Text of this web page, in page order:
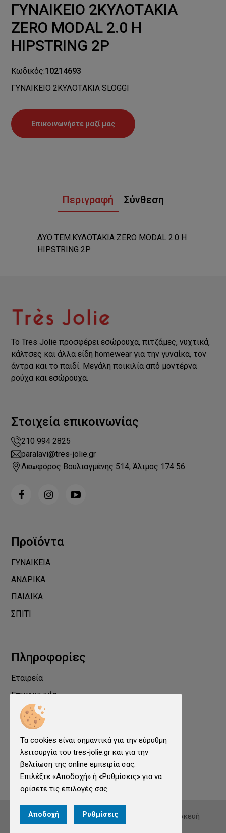
ΓΥΝΑΙΚΕΙΟ 2ΚΥΛΟΤAKIA
ZERO MODAL 2.0 H
HIPSTRING 2P
Κωδικός:10214693
ΓΥΝΑΙΚΕΙΟ 2ΚΥΛΟΤAKIA SLOGGI
Επικοινωνήστε μαζί μας
Περιγραφή Σύνθεση
ΔΥΟ ΤΕΜ.ΚΥΛΟΤAKIA ZERO MODAL 2.0 H
HIPSTRING 2P
Το Tres Jolie προσφέρει εσώρουχα, πιτζάμες, νυχτικά,
κάλτσες και άλλα είδη homewear για την γυναίκα, τον
άντρα και το παιδί. Μεγάλη ποικιλία από μοντέρνα
ρούχα και εσώρουχα.
Στοιχεία επικοινωνίας
210 994 2825
paralavi@tres-jolie.gr
Λεωφόρος Βουλιαγμένης 514, Άλιμος 174 56
Προϊόντα
ΓΥΝΑΙΚΕΙΑ
ΑΝΔΡΙΚΑ
ΠΑΙΔΙΚΑ
ΣΠΙΤΙ
Πληροφορίες
Εταιρεία
Επικοινωνία
Προστασία Προσωπικών Δεδομένων
Όροι χρήσης
Ρυθμίσεις cookies
© 2026tres-jolie.gr. All rights reserved. Κατασκευή
Τα cookies είναι σημαντικά για την εύρυθμη
λειτουργία του tres-jolie.gr και για την
βελτίωση της online εμπειρία σας.
Επιλέξτε «Αποδοχή» ή «Ρυθμίσεις» για να
ορίσετε τις επιλογές σας.
Αποδοχή Ρυθμίσεις